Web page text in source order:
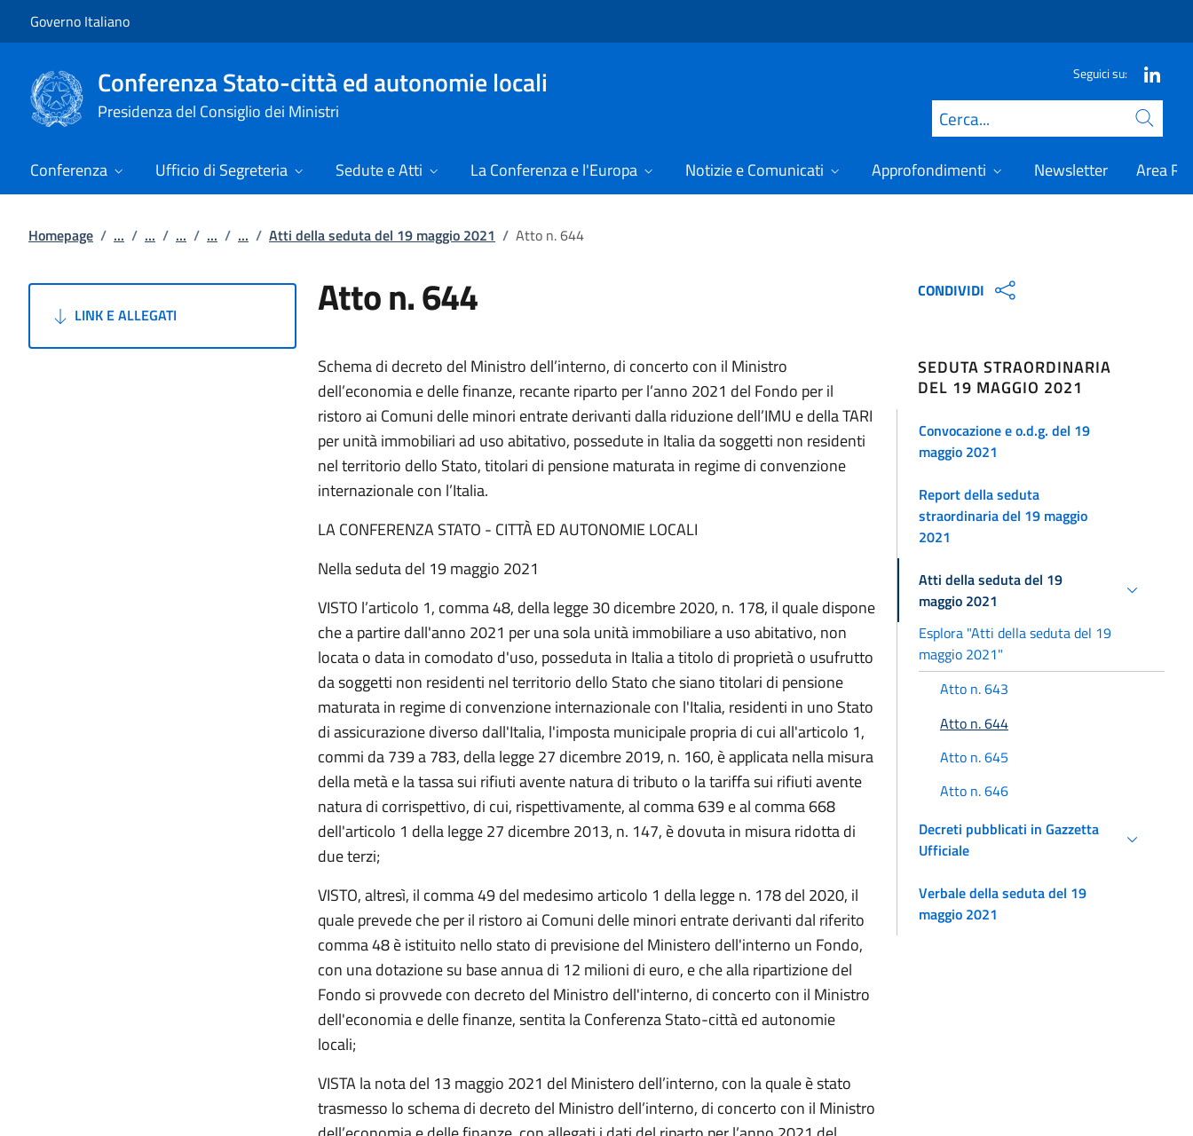
Governo Italiano
Conferenza Stato-città ed autonomie locali
Presidenza del Consiglio dei Ministri
Seguici su:
Cerca
Conferenza Ufficio di Segreteria Sedute e Atti La Conferenza e l'Europa Notizie e Comunicati Approfondimenti Newsletter Area
Homepage / ... / ... / ... / ... / ... / Atti della seduta del 19 maggio 2021 / Atto n. 644
LINK E ALLEGATI Atto n. 644
Schema di decreto del Ministro dell’interno, di concerto con il Ministro
dell’economia e delle finanze, recante riparto per l’anno 2021 del Fondo per il
ristoro ai Comuni delle minori entrate derivanti dalla riduzione dell’IMU e della TARI
per unità immobiliari ad uso abitativo, possedute in Italia da soggetti non residenti
nel territorio dello Stato, titolari di pensione maturata in regime di convenzione
internazionale con l’Italia.
LA CONFERENZA STATO - CITTÀ ED AUTONOMIE LOCALI
Nella seduta del 19 maggio 2021
VISTO l’articolo 1, comma 48, della legge 30 dicembre 2020, n. 178, il quale dispone
che a partire dall'anno 2021 per una sola unità immobiliare a uso abitativo, non
locata o data in comodato d'uso, posseduta in Italia a titolo di proprietà o usufrutto
da soggetti non residenti nel territorio dello Stato che siano titolari di pensione
maturata in regime di convenzione internazionale con l'Italia, residenti in uno Stato
di assicurazione diverso dall'Italia, l'imposta municipale propria di cui all'articolo 1,
commi da 739 a 783, della legge 27 dicembre 2019, n. 160, è applicata nella misura
della metà e la tassa sui rifiuti avente natura di tributo o la tariffa sui rifiuti avente
natura di corrispettivo, di cui, rispettivamente, al comma 639 e al comma 668
dell'articolo 1 della legge 27 dicembre 2013, n. 147, è dovuta in misura ridotta di
due terzi;
VISTO, altresì, il comma 49 del medesimo articolo 1 della legge n. 178 del 2020, il
quale prevede che per il ristoro ai Comuni delle minori entrate derivanti dal riferito
comma 48 è istituito nello stato di previsione del Ministero dell'interno un Fondo,
con una dotazione su base annua di 12 milioni di euro, e che alla ripartizione del
Fondo si provvede con decreto del Ministro dell'interno, di concerto con il Ministro
dell'economia e delle finanze, sentita la Conferenza Stato-città ed autonomie
locali;
VISTA la nota del 13 maggio 2021 del Ministero dell’interno, con la quale è stato
trasmesso lo schema di decreto del Ministro dell’interno, di concerto con il Ministro
CONDIVIDI
SEDUTA STRAORDINARIA
DEL 19 MAGGIO 2021
Convocazione e o.d.g. del 19
maggio 2021
Report della seduta
straordinaria del 19 maggio
2021
Atti della seduta del 19
maggio 2021
Esplora "Atti della seduta del 19
maggio 2021"
Atto n. 643
Atto n. 644
Atto n. 645
Atto n. 646
Decreti pubblicati in Gazzetta
Ufficiale
Verbale della seduta del 19
maggio 2021